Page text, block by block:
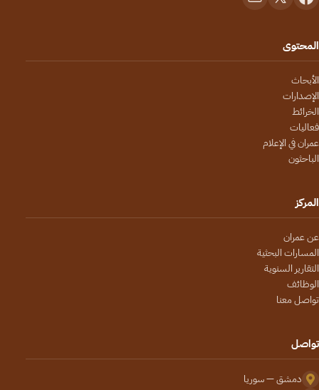
المحتوى
الأبحاث
الإصدارات
الخرائط
فعاليات
عمران في الإعلام
الباحثون
المركز
عن عمران
المسارات البحثية
التقارير السنوية
الوظائف
تواصل معنا
تواصل
دمشق — سوريا